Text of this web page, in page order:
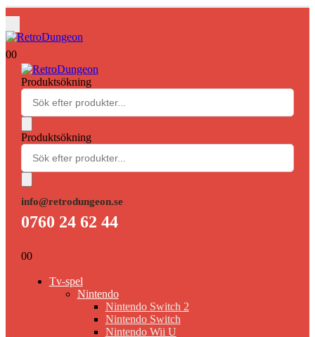
00
Produktsökning
Produktsökning
info@retrodungeon.se
0760 24 62 44
00
Tv-spel
Nintendo
Nintendo Switch 2
Nintendo Switch
Nintendo Wii U